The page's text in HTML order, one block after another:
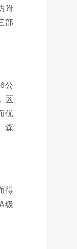
附
部
公
区
优
森
得
级